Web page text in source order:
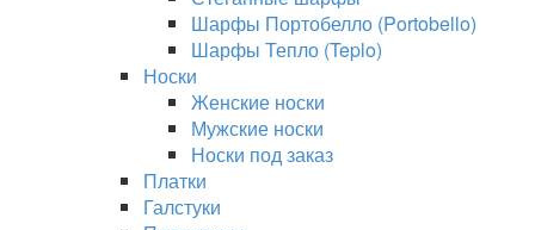
Шарфы Портобелло (Portobello)
Шарфы Тепло (Teplo)
Носки
Женские носки
Мужские носки
Носки под заказ
Платки
Галстуки